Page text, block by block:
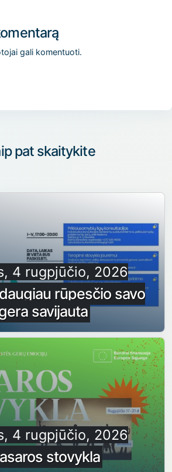
gali komentuoti.
pat skaitykite
4 rugpjūčio, 2026
rūpesčio savo
savijauta
4 rugpjūčio, 2026
stovykla